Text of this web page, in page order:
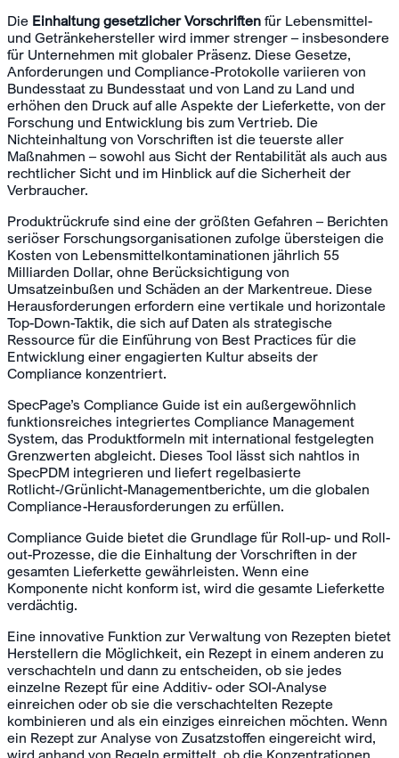
Die Einhaltung gesetzlicher Vorschriften für Lebensmittel-
und Getränkehersteller wird immer strenger – insbesondere
für Unternehmen mit globaler Präsenz. Diese Gesetze,
Anforderungen und Compliance-Protokolle variieren von
Bundesstaat zu Bundesstaat und von Land zu Land und
erhöhen den Druck auf alle Aspekte der Lieferkette, von der
Forschung und Entwicklung bis zum Vertrieb. Die
Nichteinhaltung von Vorschriften ist die teuerste aller
Maßnahmen – sowohl aus Sicht der Rentabilität als auch aus
rechtlicher Sicht und im Hinblick auf die Sicherheit der
Verbraucher.
Produktrückrufe sind eine der größten Gefahren – Berichten
seriöser Forschungsorganisationen zufolge übersteigen die
Kosten von Lebensmittelkontaminationen jährlich 55
Milliarden Dollar, ohne Berücksichtigung von
Umsatzeinbußen und Schäden an der Markentreue. Diese
Herausforderungen erfordern eine vertikale und horizontale
Top-Down-Taktik, die sich auf Daten als strategische
Ressource für die Einführung von Best Practices für die
Entwicklung einer engagierten Kultur abseits der
Compliance konzentriert.
SpecPage’s Compliance Guide ist ein außergewöhnlich
funktionsreiches integriertes Compliance Management
System, das Produktformeln mit international festgelegten
Grenzwerten abgleicht. Dieses Tool lässt sich nahtlos in
SpecPDM integrieren und liefert regelbasierte
Rotlicht-/Grünlicht-Managementberichte, um die globalen
Compliance-Herausforderungen zu erfüllen.
Compliance Guide bietet die Grundlage für Roll-up- und Roll-
out-Prozesse, die die Einhaltung der Vorschriften in der
gesamten Lieferkette gewährleisten. Wenn eine
Komponente nicht konform ist, wird die gesamte Lieferkette
verdächtig.
Eine innovative Funktion zur Verwaltung von Rezepten bietet
Herstellern die Möglichkeit, ein Rezept in einem anderen zu
verschachteln und dann zu entscheiden, ob sie jedes
einzelne Rezept für eine Additiv- oder SOI-Analyse
einreichen oder ob sie die verschachtelten Rezepte
kombinieren und als ein einziges einreichen möchten. Wenn
ein Rezept zur Analyse von Zusatzstoffen eingereicht wird,